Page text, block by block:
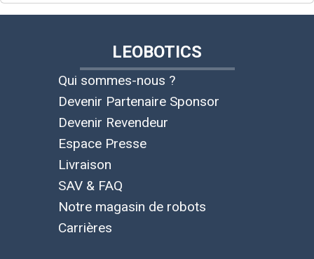
LEOBOTICS
Qui sommes-nous ?
Devenir Partenaire Sponsor
Devenir Revendeur
Espace Presse
Livraison
SAV & FAQ
Notre magasin de robots
Carrières